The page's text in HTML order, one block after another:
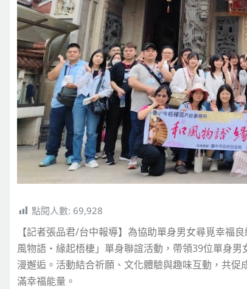
點閱人數: 69,928
【記者張品君/台中報導】為協助單身男女尋覓幸福
風物語‧緣起梧棲」單身聯誼活動，帶領39位單身
漫邂逅。活動結合祈願、文化體驗與趣味互動，共
滿幸福能量。